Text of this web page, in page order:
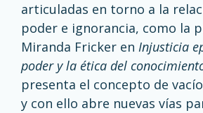
articuladas en torno a la
poder e ignorancia, como la
Miranda Fricker en Injusticia
poder y la ética del
presenta el concepto de
y con ello abre nuevas vías